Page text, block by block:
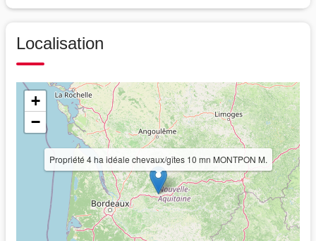
Localisation
Propriété 4 ha idéale chevaux/gîtes 10 mn MONTPON M.
+
−